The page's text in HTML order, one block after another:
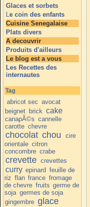
Glaces et sorbets
Le coin des enfants
Cuisine Senegalaise
Plats divers
A decouvrir
Produits d'ailleurs
Le blog est a vous
Les Recettes des
internautes
Tag
abricot sec avocat
beignet brick cake
canapÃ©s cannelle
carotte chevre
chocolat chou
cire
orientale citron
concombre crabe
crevette crevettes
curry epinard feuille de
riz flan france fromage
de chevre fruits germe de
soja germes de soja
gingembre glace